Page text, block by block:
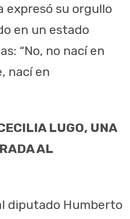
expresó su orgullo
en un estado
“No, no nací en
nací en
LUGO, UNA
AL
diputado Humberto